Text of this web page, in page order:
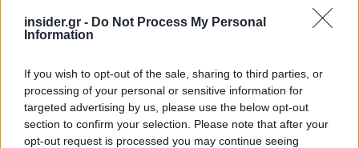
insider.gr - Do Not Process My Personal
Information
If you wish to opt-out of the sale, sharing to third parties, or
processing of your personal or sensitive information for
targeted advertising by us, please use the below opt-out
section to confirm your selection. Please note that after your
opt-out request is processed you may continue seeing
περασμένο καλοκαίρι στο Τέρνμπερι της Σκωτίας.
Ωστόσο οι εσωτερικές διαδικασίες της ΕΕ
Ευρωπαϊκού Κοινοβουλίου και του Συμβουλίου
της ΕΕ για την επικύρωση της εμπορικής
συμφωνίας με τις ΗΠΑ, πριν από την επίσημη
εφαρμογή της.